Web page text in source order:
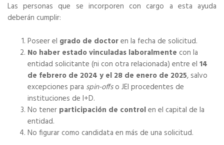
Las personas que se incorporen con cargo a esta ayuda
deberán cumplir:
Poseer el grado de doctoren la fecha de solicitud.
No haber estado vinculadas laboralmente con la
entidad solicitante (ni con otra relacionada) entre el 14
de febrero de 2024 y el 28 de enero de 2025, salvo
excepciones para spin-offso JEI procedentes de
instituciones de I+D.
No tener participación de controlen el capital de la
entidad.
No figurar como candidata en más de una solicitud.